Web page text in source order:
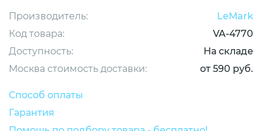
Производитель:
LeMark
Код товара:
VA-4770
Доступность:
На складе
Москва стоимость доставки:
от 590 руб.
Способ оплаты
Гарантия